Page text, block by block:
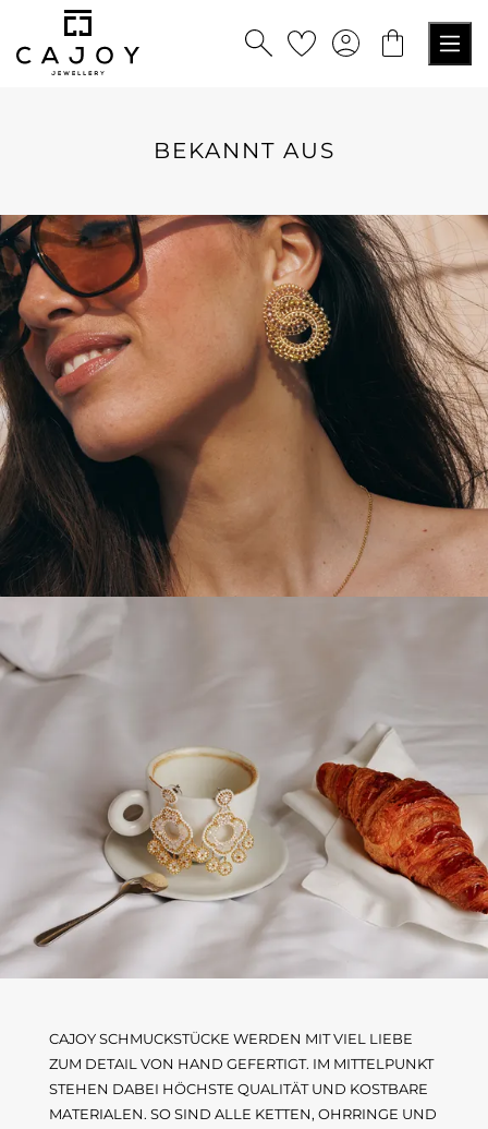
springen
BEKANNT AUS
CAJOY SCHMUCKSTÜCKE WERDEN MIT VIEL LIEBE
ZUM DETAIL VON HAND GEFERTIGT. IM MITTELPUNKT
STEHEN DABEI HÖCHSTE QUALITÄT UND KOSTBARE
MATERIALEN. SO SIND ALLE KETTEN, OHRRINGE UND